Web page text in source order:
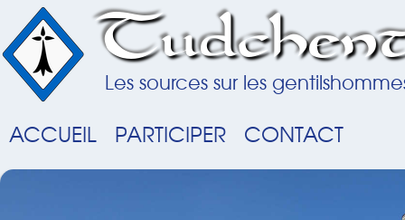
Les sources sur les
ACCUEIL PARTICIPER CONTACT